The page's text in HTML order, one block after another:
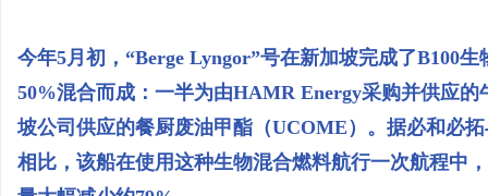
今年5月初，“Berge Lyngor”号在新加坡完成了B100
50%混合而成：一半为由HAMR Energy采购并供应
坡公司供应的餐厨废油甲酯（UCOME）。据必和必
相比，该船在使用这种生物混合燃料航行一次航程中